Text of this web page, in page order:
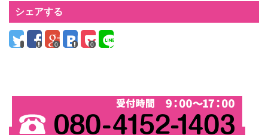
シェアする
0 0